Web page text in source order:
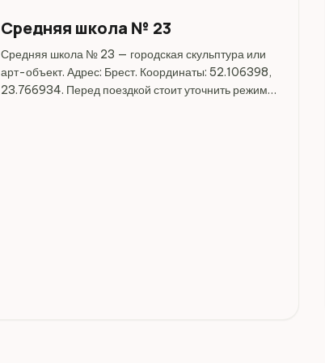
Средняя школа № 23
Средняя школа № 23 — городская скульптура или
арт-объект. Адрес: Брест. Координаты: 52.106398,
23.766934. Перед поездкой стоит уточнить режим